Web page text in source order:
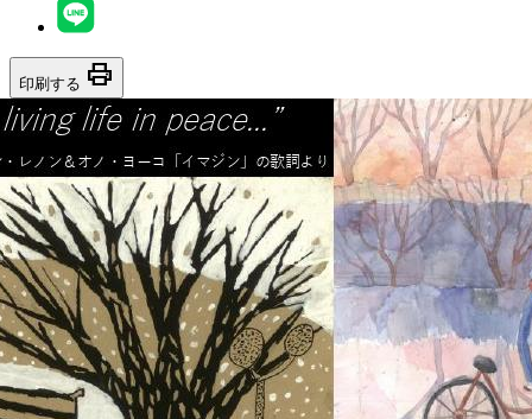
印刷する print